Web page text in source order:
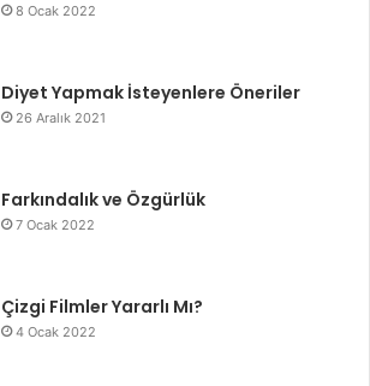
8 Ocak 2022
Diyet Yapmak İsteyenlere Öneriler
26 Aralık 2021
Farkındalık ve Özgürlük
7 Ocak 2022
Çizgi Filmler Yararlı Mı?
4 Ocak 2022